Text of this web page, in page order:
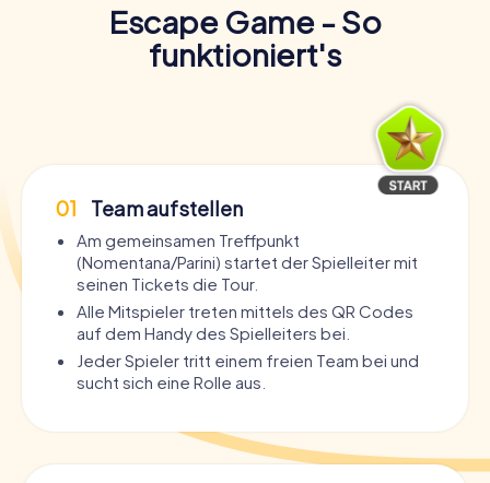
Escape Game - So
funktioniert's
01 Team aufstellen
Am gemeinsamen Treffpunkt
(Nomentana/Parini) startet der Spielleiter mit
seinen Tickets die Tour.
Alle Mitspieler treten mittels des QR Codes
auf dem Handy des Spielleiters bei.
Jeder Spieler tritt einem freien Team bei und
sucht sich eine Rolle aus.